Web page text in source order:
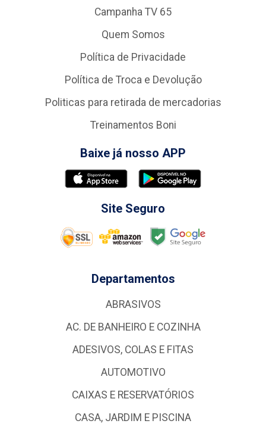
Campanha TV 65
Quem Somos
Política de Privacidade
Política de Troca e Devolução
Politicas para retirada de mercadorias
Treinamentos Boni
Baixe já nosso APP
Site Seguro
Departamentos
ABRASIVOS
AC. DE BANHEIRO E COZINHA
ADESIVOS, COLAS E FITAS
AUTOMOTIVO
CAIXAS E RESERVATÓRIOS
CASA, JARDIM E PISCINA